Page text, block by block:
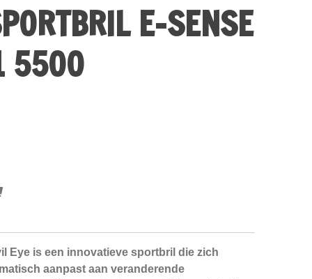
E-SENSE
5500
Eye is een innovatieve sportbril die zich
aanpast aan veranderende